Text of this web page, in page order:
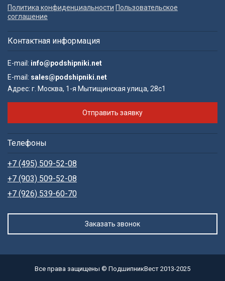
Политика конфиденциальности Пользовательское
соглашение
Контактная информация
E-mail: info@podshipniki.net
E-mail: sales@podshipniki.net
Адрес: г. Москва, 1-я Мытищинская улица, 28с1
Отправить заявку
Телефоны
+7 (495) 509-52-08
+7 (903) 509-52-08
+7 (926) 539-60-70
Заказать звонок
Все права защищены © ПодшипникВест 2013-2025